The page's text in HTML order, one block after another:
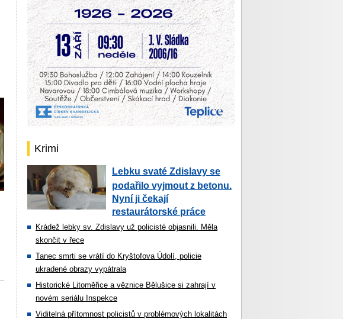
Krimi
Lebku svaté Zdislavy se
podařilo vyjmout z betonu.
Nyní ji čekají
restaurátorské práce
Krádež lebky sv. Zdislavy už policisté objasnili. Měla
skončit v řece
Tanec smrti se vrátí do Kryštofova Údolí, policie
ukradené obrazy vypátrala
Historické Litoměřice a věznice Bělušice si zahrají v
novém seriálu Inspekce
Viditelná přítomnost policistů v problémových lokalitách